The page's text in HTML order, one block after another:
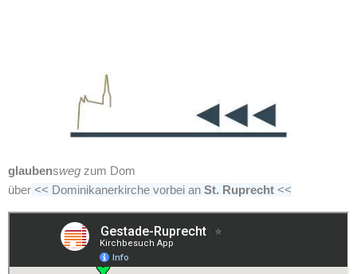
glaubensweg zum Dom
über << Dominikanerkirche vorbei an St. Ruprecht <<